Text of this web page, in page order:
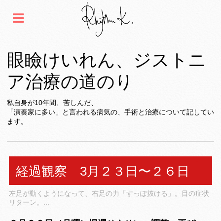
眼瞼けいれん、ジストニ
ア治療の道のり
私自身が10年間、苦しんだ、
「演奏家に多い」と言われる病気の、手術と治療について記してい
ます。
経過観察 3月２３日〜２６日
左足が動くようになって、右足の力「すっぽ抜ける」。目の症状
リターン。...